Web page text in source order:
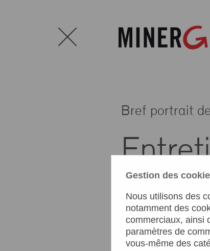
Bref portrait
Gestion des
Nous utilisons des
notamment des
commerciaux, ainsi
paramètres de
vous-même des